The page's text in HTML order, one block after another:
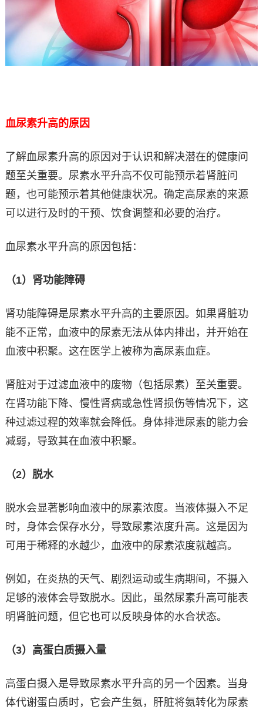
血尿素升高的原因
了解血尿素升高的原因对于认识和解决潜在的健康问
题至关重要。尿素水平升高不仅可能预示着肾脏问
题，也可能预示着其他健康状况。确定高尿素的来源
可以进行及时的干预、饮食调整和必要的治疗。
血尿素水平升高的原因包括：
（1）肾功能障碍
肾功能障碍是尿素水平升高的主要原因。如果肾脏功
能不正常，血液中的尿素无法从体内排出，并开始在
血液中积聚。这在医学上被称为高尿素血症。
肾脏对于过滤血液中的废物（包括尿素）至关重要。
在肾功能下降、慢性肾病或急性肾损伤等情况下，这
种过滤过程的效率就会降低。身体排泄尿素的能力会
减弱，导致其在血液中积聚。
（2）脱水
脱水会显著影响血液中的尿素浓度。当液体摄入不足
时，身体会保存水分，导致尿素浓度升高。这是因为
可用于稀释的水越少，血液中的尿素浓度就越高。
例如，在炎热的天气、剧烈运动或生病期间，不摄入
足够的液体会导致脱水。因此，虽然尿素升高可能表
明肾脏问题，但它也可以反映身体的水合状态。
（3）高蛋白质摄入量
高蛋白摄入是导致尿素水平升高的另一个因素。当身
体代谢蛋白质时，它会产生氨，肝脏将氨转化为尿素